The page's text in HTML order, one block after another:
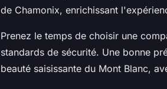
de Chamonix, enrichissant
Prenez le temps de choisir une
standards de sécurité. Une bonne
beauté saisissante du Mont Blanc,